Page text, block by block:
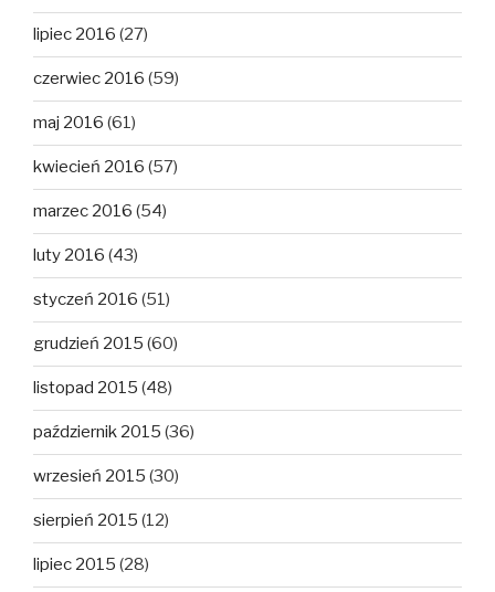
lipiec 2016 (27)
czerwiec 2016 (59)
maj 2016 (61)
kwiecień 2016 (57)
marzec 2016 (54)
luty 2016 (43)
styczeń 2016 (51)
grudzień 2015 (60)
listopad 2015 (48)
październik 2015 (36)
wrzesień 2015 (30)
sierpień 2015 (12)
lipiec 2015 (28)